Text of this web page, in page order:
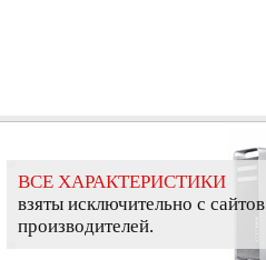
ВСЕ ХАРАКТЕРИСТИКИ
взяты исключительно с сайтов
производителей.